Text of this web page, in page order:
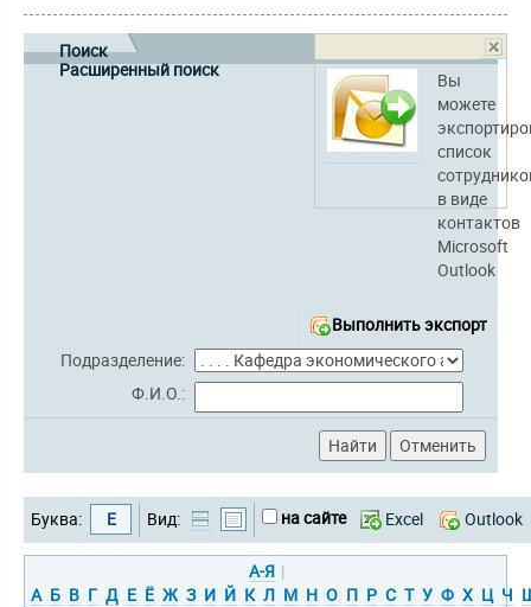
Вы
можете
список
в виде
контактов
Microsoft
Outlook
Выполнить экспорт
Поиск
Расширенный поиск
Подразделение:
Ф.И.О.:
Буква: Е Вид: на сайте Excel Outlook
А-Я |
А Б В Г Д Е Ё Ж З И Й К Л М Н О П Р С Т У Ф Х Ц Ч